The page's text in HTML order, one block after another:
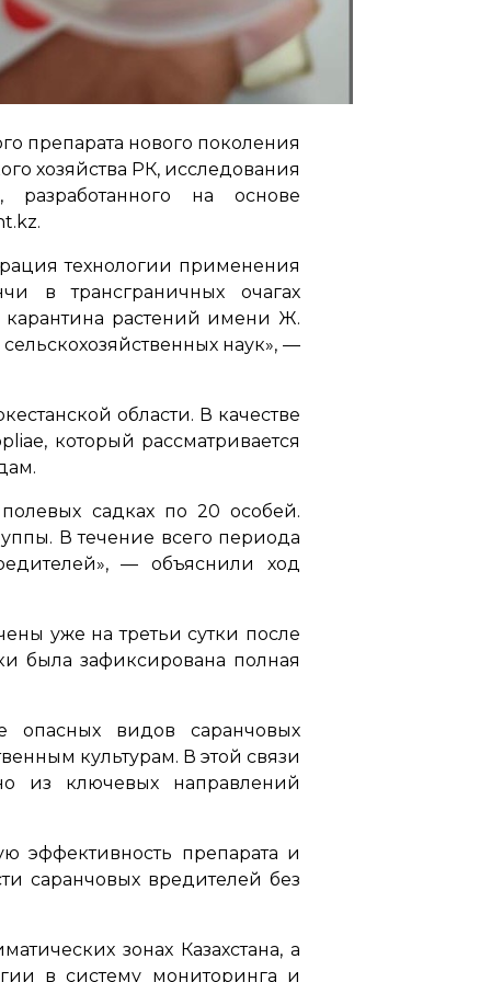
препарата нового поколения
хозяйства РК, исследования
разработанного на основе
технологии применения
в трансграничных очагах
растений имени Ж.
наук», —
области. В качестве
который рассматривается
садках по 20 особей.
В течение всего периода
— объяснили ход
уже на третьи сутки после
была зафиксирована полная
опасных видов саранчовых
культурам. В этой связи
из ключевых направлений
эффективность препарата и
саранчовых вредителей без
зонах Казахстана, а
в систему мониторинга и